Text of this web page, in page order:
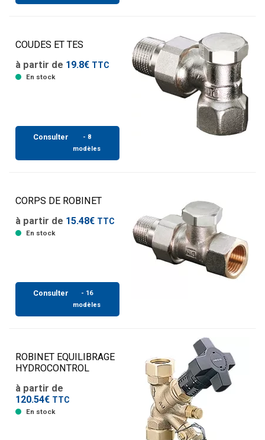
COUDES ET TES
à partir de 19.8€ TTC
En stock
Consulter
- 8
modèles
CORPS DE ROBINET
à partir de 15.48€ TTC
En stock
Consulter
- 16
modèles
ROBINET EQUILIBRAGE
HYDROCONTROL
à partir de
120.54€ TTC
En stock